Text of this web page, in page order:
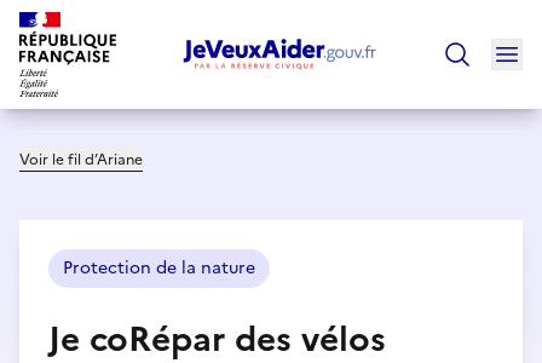
Voir le fil d’Ariane
Protection de la nature
Je coRépar des vélos